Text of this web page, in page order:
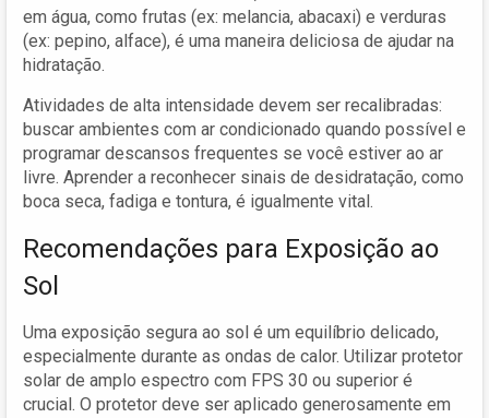
em água, como frutas (ex: melancia, abacaxi) e verduras
(ex: pepino, alface), é uma maneira deliciosa de ajudar na
hidratação.
Atividades de alta intensidade devem ser recalibradas:
buscar ambientes com ar condicionado quando possível e
programar descansos frequentes se você estiver ao ar
livre. Aprender a reconhecer sinais de desidratação, como
boca seca, fadiga e tontura, é igualmente vital.
Recomendações para Exposição ao
Sol
Uma exposição segura ao sol é um equilíbrio delicado,
especialmente durante as ondas de calor. Utilizar protetor
solar de amplo espectro com FPS 30 ou superior é
crucial. O protetor deve ser aplicado generosamente em